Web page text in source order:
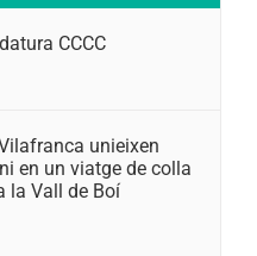
CCCC
unieixen
en un viatge de colla
la Vall de Boí